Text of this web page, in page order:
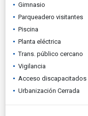
Gimnasio
Parqueadero visitantes
Piscina
Planta eléctrica
Trans. público cercano
Vigilancia
Acceso discapacitados
Urbanización Cerrada